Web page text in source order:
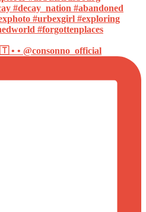
• • @consonno_official